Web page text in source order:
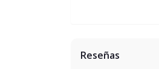
Reseñas